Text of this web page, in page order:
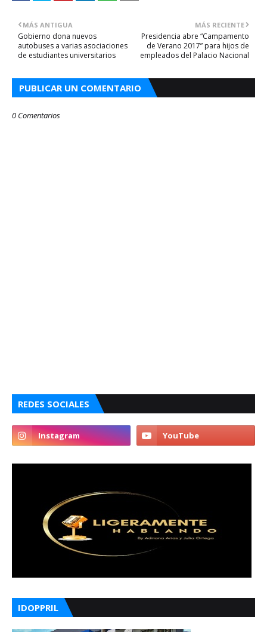
MÁS RECIENTE
Presidencia abre “Campamento
de Verano 2017” para hijos de
empleados del Palacio Nacional
MÁS ANTIGUA
Gobierno dona nuevos
autobuses a varias asociaciones
de estudiantes universitarios
PUBLICAR UN COMENTARIO
0 Comentarios
REDES SOCIALES
IDOPPRIL